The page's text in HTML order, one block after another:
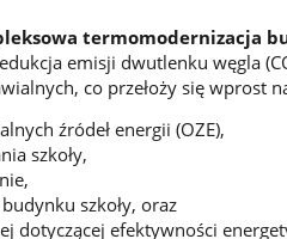
termomodernizacja
emisji dwutlenku węgla
co przełoży się wprost
źródeł energii (OZE),
szkoły,
szkoły, oraz
dotyczącej efektywności